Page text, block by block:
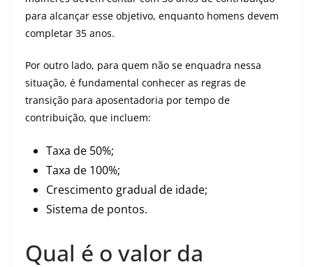
para alcançar esse objetivo, enquanto homens devem
completar 35 anos.
Por outro lado, para quem não se enquadra nessa
situação, é fundamental conhecer as regras de
transição para aposentadoria por tempo de
contribuição, que incluem:
Taxa de 50%;
Taxa de 100%;
Crescimento gradual de idade;
Sistema de pontos.
Qual é o valor da